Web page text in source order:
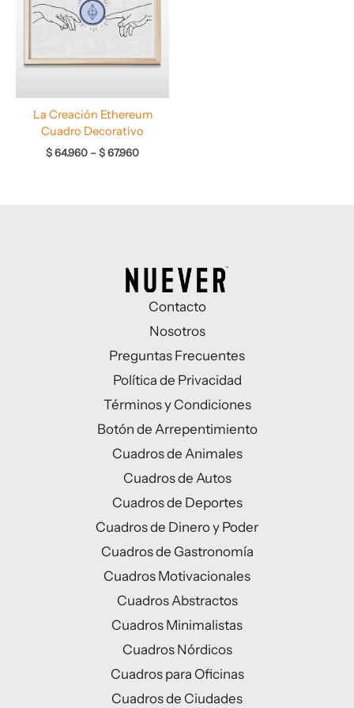
La Creación Ethereum
Cuadro Decorativo
$64.960 –$67.960
hasta
$ 67.960
Contacto
Nosotros
Preguntas Frecuentes
Política de Privacidad
Términos y Condiciones
Botón de Arrepentimiento
Cuadros de Animales
Cuadros de Autos
Cuadros de Deportes
Cuadros de Dinero y Poder
Cuadros de Gastronomía
Cuadros Motivacionales
Cuadros Abstractos
Cuadros Minimalistas
Cuadros Nórdicos
Cuadros para Oficinas
Cuadros de Ciudades